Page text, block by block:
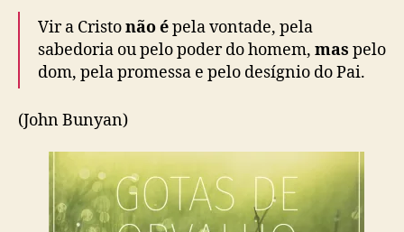
Vir a Cristonão épela vontade, pela
sabedoria ou pelo poder do homem, mas pelo
dom, pela promessa e pelo desígnio do Pai.
(John Bunyan)